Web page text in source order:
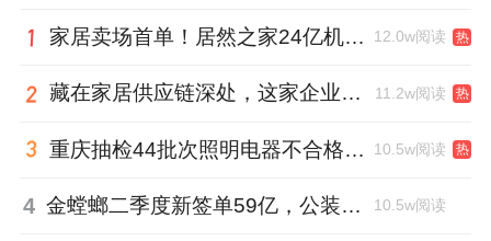
共享空间。
国贤府的园林一贯是纯中式风格，多水系和山
石，所以5#南北两侧有大面积的集中绿地。
家居卖场首单！居然之家24亿机构间REITs获深交所无异议函 12.0w阅读 热
藏在家居供应链深处，这家企业正在悄悄转型 11.2w阅读 热
重庆抽检44批次照明电器不合格，木林森全资子公司被点名 10.5w阅读 热
4 金螳螂二季度新签单59亿，公装业务贡献逾八成 10.5w阅读